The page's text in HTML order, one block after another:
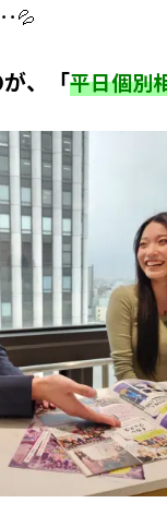
･💦
、「平日個別